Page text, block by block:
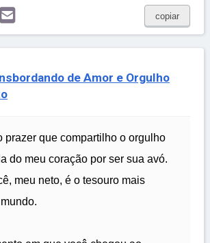
copiar
de Amor e Orgulho
prazer que compartilho o orgulho
do meu coração por ser sua avó.
meu neto, é o tesouro mais